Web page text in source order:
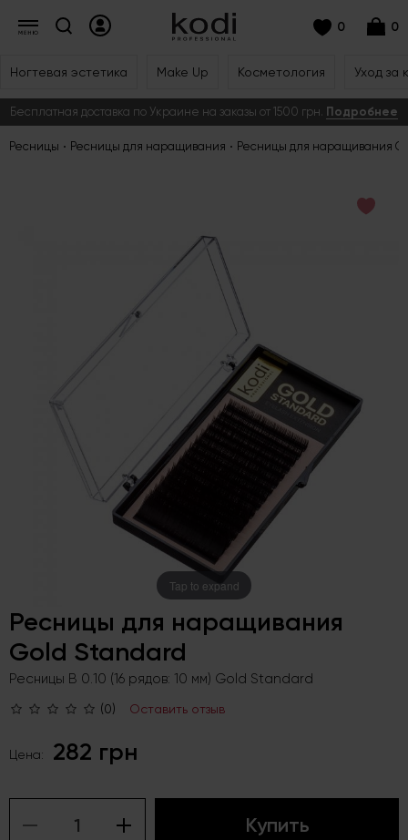
0 0
Ногтевая эстетика Make Up Косметология Уход за
Бесплатная доставка по Украине на заказы от 1500 грн. Подробнее
Ресницы Ресницы для наращивания Ресницы для наращивания
Tap to expand
Ресницы для наращивания
Gold Standard
Ресницы B 0.10 (16 рядов: 10 мм) Gold Standard
(0) Оставить отзыв
Цена: 282 грн
Купить